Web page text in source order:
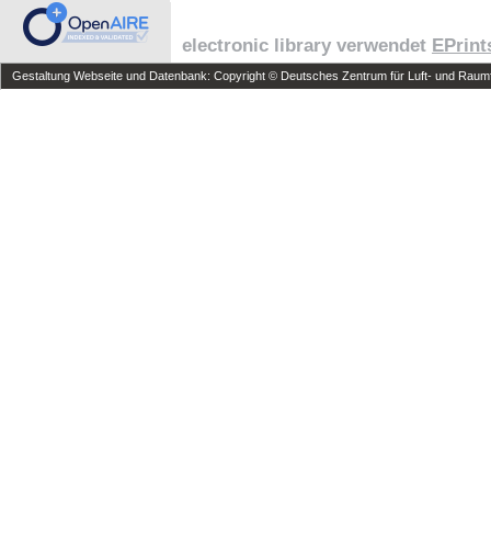
electronic library verwendet
Gestaltung Webseite und Datenbank: Copyright © Deutsches Zentrum für Luft- und